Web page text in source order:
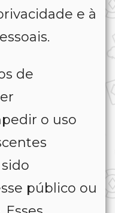
e à
de
o uso
público ou